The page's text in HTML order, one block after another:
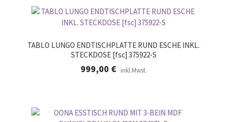
TABLO LUNGO ENDTISCHPLATTE RUND ESCHE INKL.
STECKDOSE [fsc] 375922-S
999,00 € inkl.Mwst.